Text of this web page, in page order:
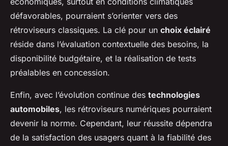
défavorables, pourraient s’orienter vers des
rétroviseurs classiques. La clé pour un choix éclairé
réside dans l’évaluation contextuelle des besoins, la
disponibilité budgétaire, et la réalisation de tests
préalables en concession.
Enfin, avec l’évolution continue des technologies
automobiles, les rétroviseurs numériques pourraient
devenir la norme. Cependant, leur réussite dépendra
de la satisfaction des usagers quant à la fiabilité des